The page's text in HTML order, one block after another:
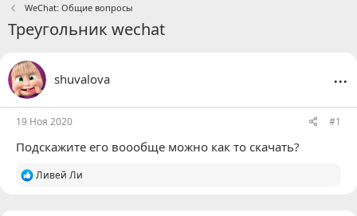
WeChat: Общие вопросы
Треугольник wechat
shuvalova ...
19 Ноя 2020 #1
Подскажите его воообще можно как то скачать?
Р
Ливей Ли